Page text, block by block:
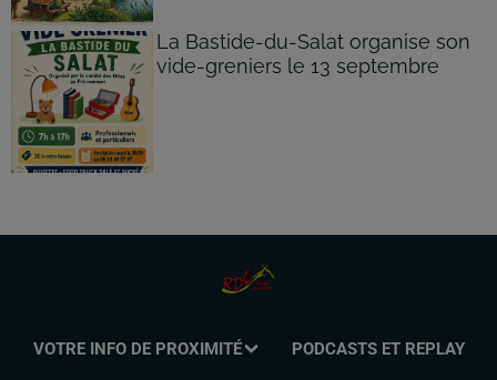
La Bastide-du-Salat organise son
vide-greniers le 13 septembre
VOTRE INFO DE PROXIMITÉ PODCASTS ET REPLAY